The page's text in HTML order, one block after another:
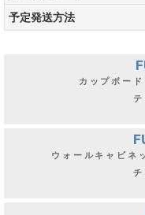
予定発送方法
カップボー
ウォールキャビネ